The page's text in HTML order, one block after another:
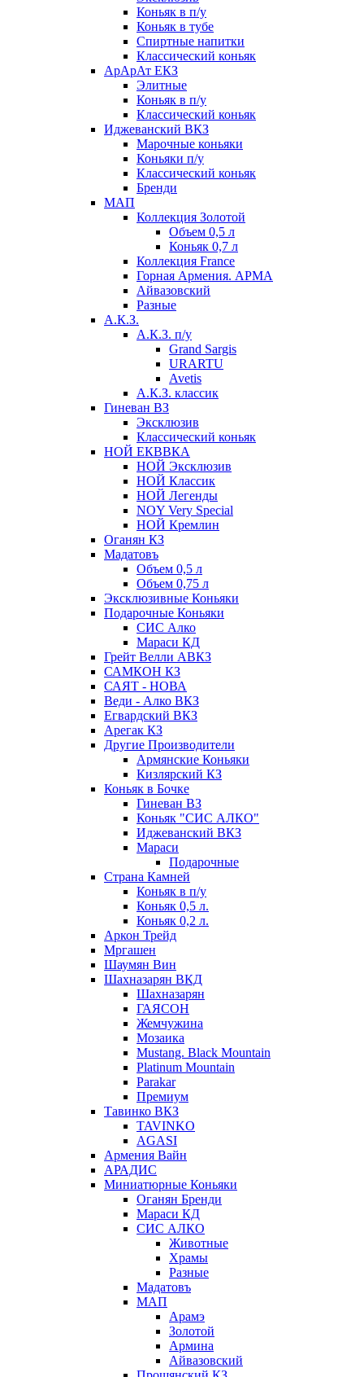
Коньяк в п/у
Коньяк в тубе
Спиртные напитки
Классический коньяк
АрАрАт ЕКЗ
Элитные
Коньяк в п/у
Классический коньяк
Иджеванский ВКЗ
Марочные коньяки
Коньяки п/у
Классический коньяк
Бренди
МАП
Коллекция Золотой
Объем 0,5 л
Коньяк 0,7 л
Коллекция France
Горная Армения. АРМА
Айвазовский
Разные
А.К.З.
А.К.З. п/у
Grand Sargis
URARTU
Avetis
А.К.З. классик
Гиневан ВЗ
Эксклюзив
Классический коньяк
НОЙ ЕКВВКА
НОЙ Эксклюзив
НОЙ Классик
НОЙ Легенды
NOY Very Speсial
НОЙ Кремлин
Оганян КЗ
Мадатовъ
Объем 0,5 л
Объем 0,75 л
Эксклюзивные Коньяки
Подарочные Коньяки
СИС Алко
Мараси КД
Грейт Велли АВКЗ
САМКОН КЗ
САЯТ - НОВА
Веди - Алко ВКЗ
Егвардский ВКЗ
Арегак КЗ
Другие Производители
Армянские Коньяки
Кизлярский КЗ
Коньяк в Бочке
Гиневан ВЗ
Коньяк "СИС АЛКО"
Иджеванский ВКЗ
Мараси
Подарочные
Страна Камней
Коньяк в п/у
Коньяк 0,5 л.
Коньяк 0,2 л.
Аркон Трейд
Мргашен
Шаумян Вин
Шахназарян ВКД
Шахназарян
ГАЯСОН
Жемчужина
Мозаика
Mustang. Black Mountain
Platinum Mountain
Parakar
Премиум
Тавинко ВКЗ
TAVINKO
AGASI
Армения Вайн
АРАДИС
Миниатюрные Коньяки
Оганян Бренди
Мараси КД
СИС АЛКО
Животные
Храмы
Разные
Мадатовъ
МАП
Арамэ
Золотой
Армина
Айвазовский